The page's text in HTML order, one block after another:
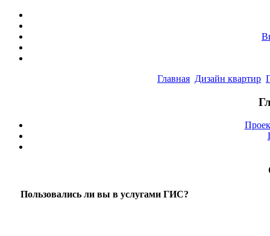
Главная Дизайн квартир
Пользовались ли вы в услугами ГИС?